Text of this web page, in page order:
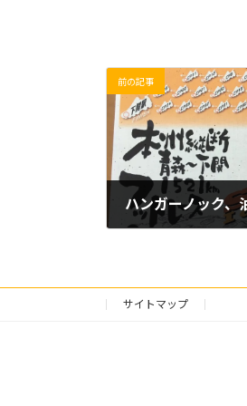
前の記事
ハンガーノック、
サイトマップ